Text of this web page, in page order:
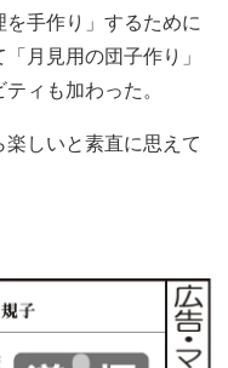
手作り」するために
月見用の団子作り」
ィも加わった。
しいと素直に思えて